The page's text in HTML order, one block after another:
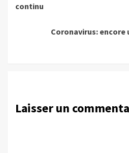
continu
Coronavirus: encore
Laisser un